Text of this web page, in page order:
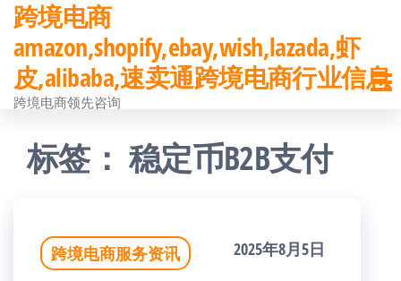
前
往
内
跨境电商
amazon,shopify,ebay,wish,lazada,虾
皮,alibaba,速卖通跨境电商行业信息
跨境电商领先咨询
标签：稳定币B2B支付
跨境电商服务资讯 2025年8月5日